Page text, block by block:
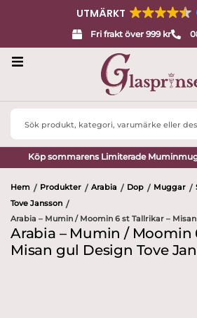
UTMÄRKT
Fri frakt över 999 kr
Design
Porslin
Interiör
Varumärken
Search
Köp sommarens Limiterade
Hem / Produkter / Arabia / Dop / Muggar /
Tove Jansson /
Arabia – Mumin / Moomin 6 st Tallrikar –
Arabia – Mumin / Moomin
Misan gul Design Tove